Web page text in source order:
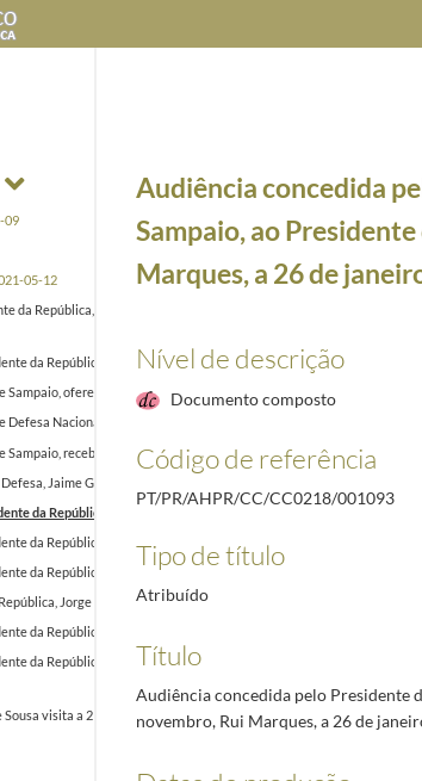
09
05-12
da República, Aníbal Cavaco Silva e Maria Cavaco Silva, a 5 de
da República, Jorge Sampaio, ao Vice-Ministro dos Negócios
oferece uma receção a jornalistas das Comunidades
Nacional, a 19 de janeiro de 2000
recebe e oferece um almoço ao Senhor Eusébio da Silva
Jaime Gama, e do Secretário de Estado da Defesa Nacional, José
da República, Jorge Sampaio, ao Presidente da Associação 12 de
da República, Jorge Sampaio, à Presidente do CIDAC - Centro de
da República, Jorge Sampaio, ao Chefe do Estado-Maior-General
Jorge Sampaio, de cumprimentos de Ano Novo do Corpo
da República, Jorge Sampaio, à Delegação do Conselho Diretivo
da República, Aníbal Cavaco Silva, à Direção da Associação Nacional
visita a 21.ª edição da Vindouro | Wine and History, Festa
Audiência concedida
Sampaio, ao
Marques, a 26 de
Nível de descrição
Documento composto
Código de referência
PT/PR/AHPR/CC/CC0218/001093
Tipo de título
Atribuído
Título
Audiência concedida pelo Presidente
novembro, Rui Marques, a 26 de